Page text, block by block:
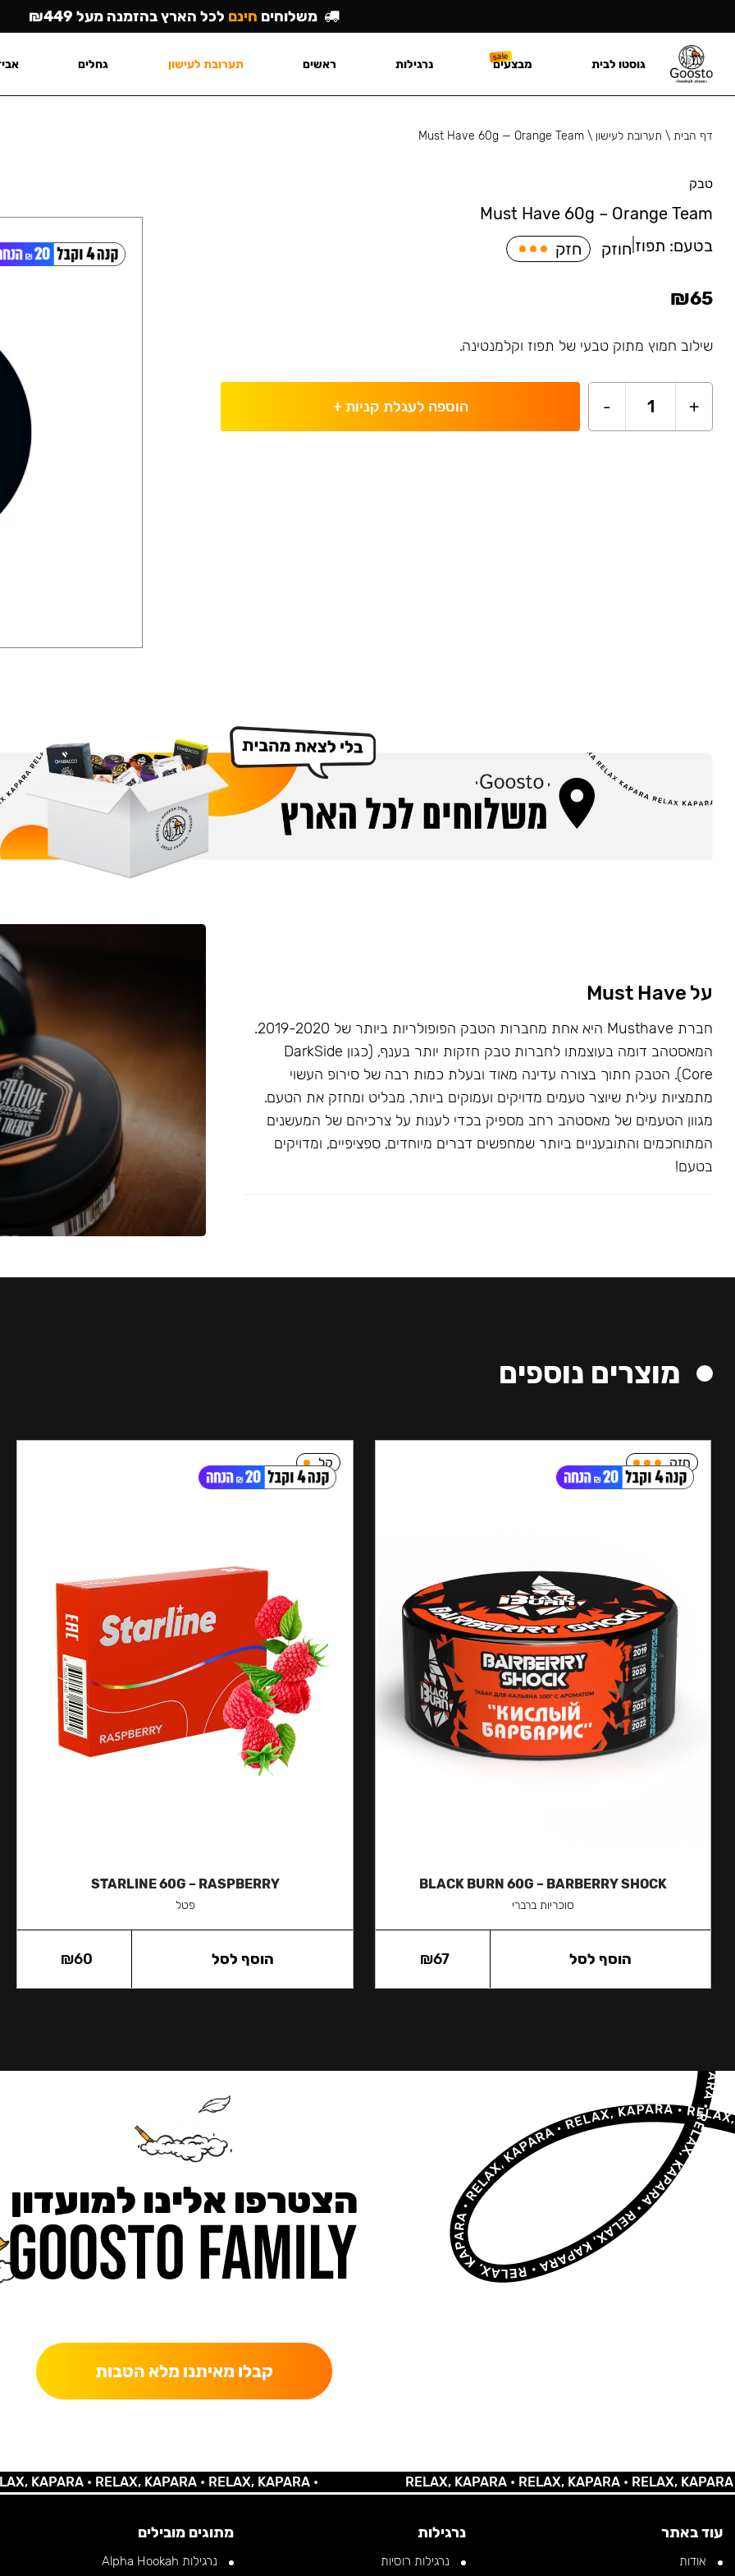
דף הבית\ תערובת לעישון \
Must Have 60g — Orange Team
טבק
Must Have 60g – Orange Team
בטעם: תפוז חוזק חזק
₪65
שילוב חמוץ מתוק טבעי של תפוז וקלמנטינה.
+
1
- הוספה לעגלת קניות+
על Must Have
חברת Musthave היא אחת מחברות הטבק הפופולריות ביותר של 2019-2020.
המאסטהב דומה בעוצמתו לחברות טבק חזקות יותר בענף, (כגון DarkSide
Core). הטבק חתוך בצורה עדינה מאוד ובעלת כמות רבה של סירופ העשוי
מתמציות עילית שיוצר טעמים מדויקים ועמוקים ביותר, מבליט ומחזק את הטעם.
מגוון הטעמים של מאסטהב רחב מספיק בכדי לענות על צרכיהם של המעשנים
המתוחכמים והתובעניים ביותר שמחפשים דברים מיוחדים, ספציפיים, ומדויקים
בטעם!
מוצרים נוספים
חזק
BLACK BURN 60G – BARBERRY SHOCK
סוכריות ברברי
₪67 הוסף לסל
קל
STARLINE 60G – RASPBERRY
פטל
₪60 הוסף לסל
הצטרפו אלינו למועדון
קבלו מאיתנו מלא הטבות
משלוחים חינם לכל הארץ בהזמנה מעל ₪449
גוסטו לבית מבצעים נרגילות ראשים תערובת לעישון גחלים
•RELAX, KAPARA •RELAX, KAPARA • RELAX, KAPARA •RELAX, KAPARA •RELAX, KAPARA •
עוד באתר
אודות
נרגילות
נרגילות רוסיות
מתוגים מובילים
נרגילות Alpha Hookah